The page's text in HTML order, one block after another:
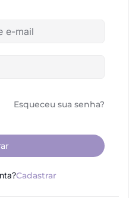
Esqueceu sua senha?
Cadastrar